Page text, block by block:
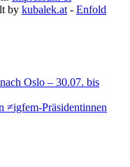
by kubalek.at - Enfold
Oslo – 30.07. bis
≠igfem-Präsidentinnen